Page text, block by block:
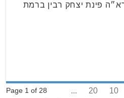
פינת יצחק רבין ברמת
Page 1 of 28 10
20
...